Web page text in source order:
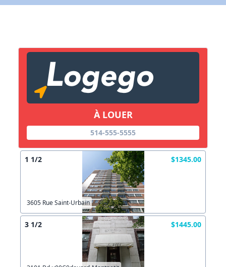
À LOUER
514-555-5555
1 1/2 $1345.00
3605 Rue Saint-Urbain
3 1/2 $1445.00
Copier lien